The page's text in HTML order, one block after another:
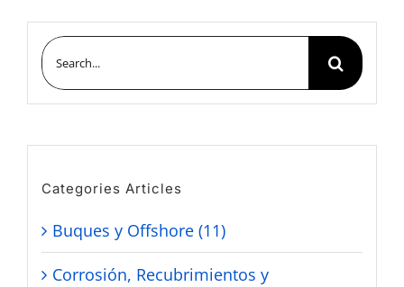
Search
for:
Categories Articles
Buques y Offshore (11)
Corrosión, Recubrimientos y